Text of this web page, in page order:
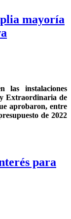
mayoría
las instalaciones
Extraordinaria de
aprobaron, entre
de 2022
para